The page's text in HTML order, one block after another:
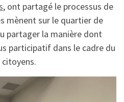
, ont partagé le processus de
mènent sur le quartier de
partager la manière dont
participatif dans le cadre du